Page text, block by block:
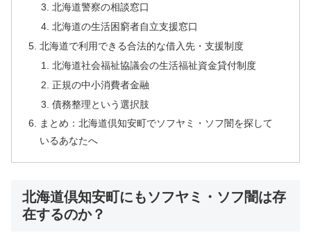
北海道警察の相談窓口
北海道の生活困窮者自立支援窓口
北海道で利用できる合法的な借入先・支援制度
北海道社会福祉協議会の生活福祉資金貸付制度
正規の中小消費者金融
債務整理という選択肢
まとめ：北海道倶知安町でソフヤミ・ソフ闇を探して
いるあなたへ
北海道倶知安町にもソフヤミ・ソフ闇は存
在するのか？